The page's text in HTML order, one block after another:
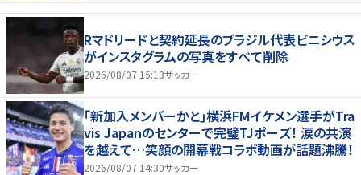
Rマドリードと契約延長のブラジル代表ビニシウス
がインスタグラムの写真をすべて削除
2026/08/07 15:13サッカー
｢新加入メンバーかと｣横浜FMイケメン選手がTra
vis Japanのセンターで完璧TJポーズ！ 涙の共演
を越えて…笑顔の開幕戦コラボ動画が話題沸騰！
2026/08/07 14:30サッカー